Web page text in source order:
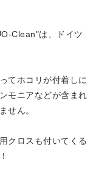
Clean"は、ドイツ
てホコリが付着しに
モニアなどが含まれ
せん。
クロスも付いてくる